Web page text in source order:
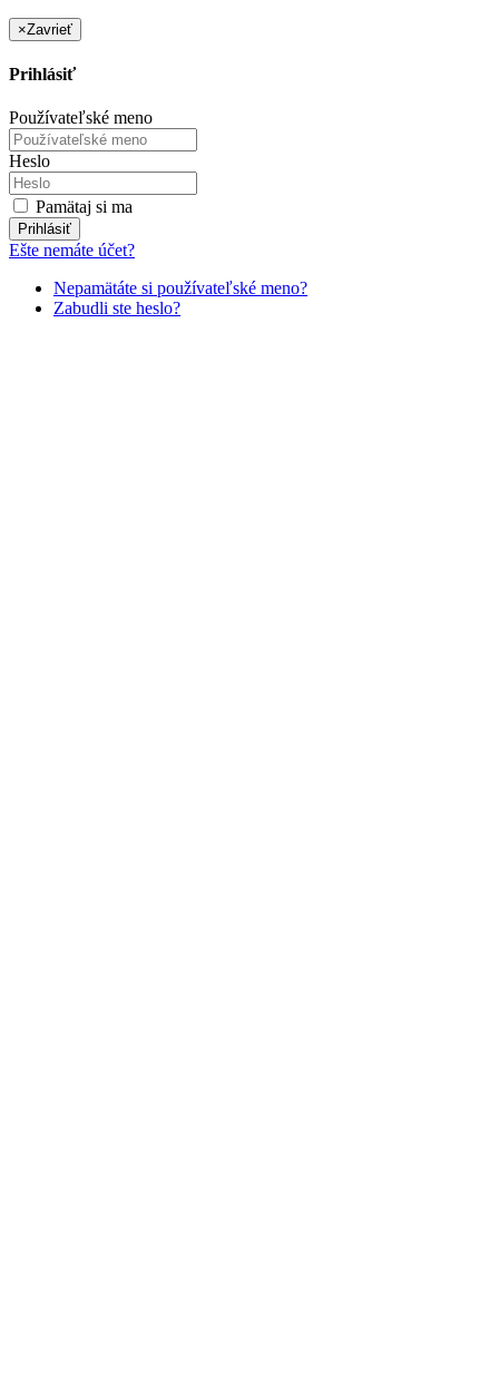
×Zavrieť
Prihlásiť
Používateľské meno
Heslo
Pamätaj si ma
Prihlásiť
Ešte nemáte účet?
Nepamätáte si používateľské meno?
Zabudli ste heslo?